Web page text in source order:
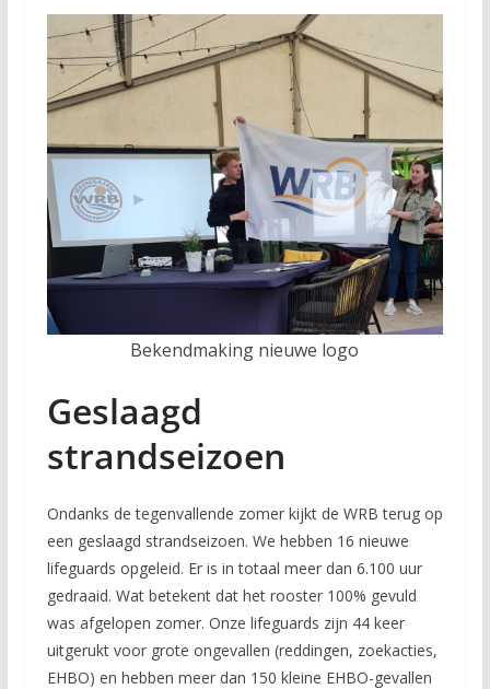
Bekendmaking nieuwe logo
Geslaagd
strandseizoen
Ondanks de tegenvallende zomer kijkt de WRB terug op
een geslaagd strandseizoen. We hebben 16 nieuwe
lifeguards opgeleid. Er is in totaal meer dan 6.100 uur
gedraaid. Wat betekent dat het rooster 100% gevuld
was afgelopen zomer. Onze lifeguards zijn 44 keer
uitgerukt voor grote ongevallen (reddingen, zoekacties,
EHBO) en hebben meer dan 150 kleine EHBO-gevallen